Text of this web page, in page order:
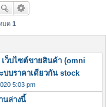
มด 1
เว็บไซต์ขายสินค้า (omni
บราคาเดียวกัน stock
5:03 pm
นล่างนี้